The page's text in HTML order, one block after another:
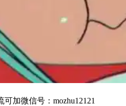
加微信号：mozhu12121